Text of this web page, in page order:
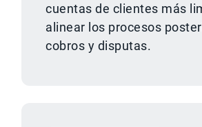
cuentas de clientes más
alinear los procesos
cobros y disputas.